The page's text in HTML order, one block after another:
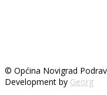
© Općina Novigrad
Development by Georg